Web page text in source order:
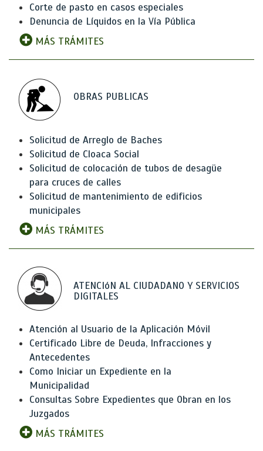
Corte de pasto en casos especiales
Denuncia de Líquidos en la Vía Pública
MÁS TRÁMITES
OBRAS PUBLICAS
Solicitud de Arreglo de Baches
Solicitud de Cloaca Social
Solicitud de colocación de tubos de desagüe
para cruces de calles
Solicitud de mantenimiento de edificios
municipales
MÁS TRÁMITES
ATENCIóN AL CIUDADANO Y SERVICIOS
DIGITALES
Atención al Usuario de la Aplicación Móvil
Certificado Libre de Deuda, Infracciones y
Antecedentes
Como Iniciar un Expediente en la
Municipalidad
Consultas Sobre Expedientes que Obran en los
Juzgados
MÁS TRÁMITES